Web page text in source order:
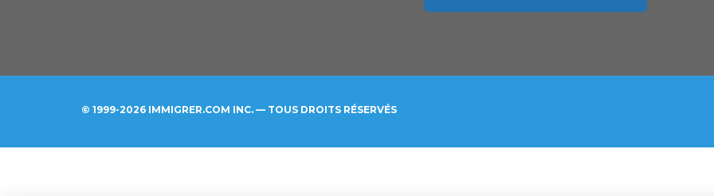
© 1999-2026 IMMIGRER.COM INC. — TOUS DROITS RÉSERVÉS